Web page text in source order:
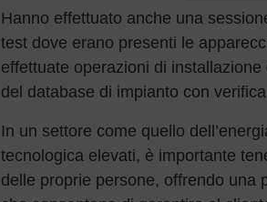
Hanno effettuato anche una
test dove erano presenti le
effettuate operazioni di
del database di impianto con
In un settore come quello
tecnologica elevati, è importante
delle proprie persone, offrendo una